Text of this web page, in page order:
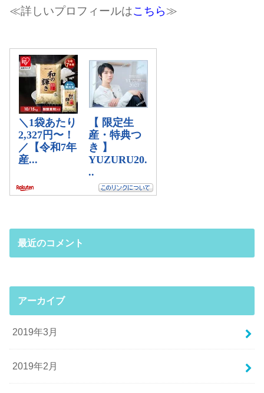
≪詳しいプロフィールはこちら≫
最近のコメント
アーカイブ
2019年3月
2019年2月